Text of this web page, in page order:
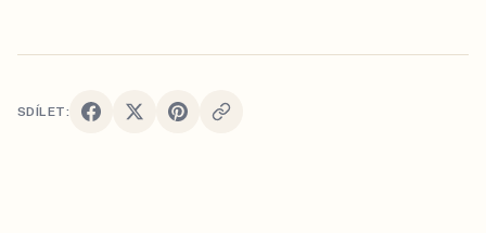
SDÍLET: